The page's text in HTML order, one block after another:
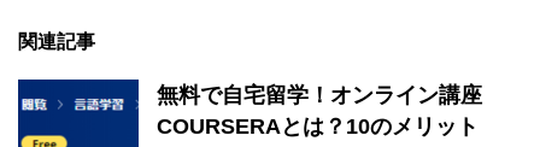
関連記事
無料で自宅留学！オンライン講座
COURSERAとは？10のメリット